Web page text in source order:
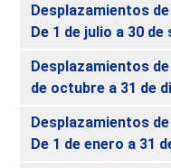
Desplazamientos
De 1 de julio a 30
Desplazamientos
de octubre a 31 de
Desplazamientos
De 1 de enero a 31